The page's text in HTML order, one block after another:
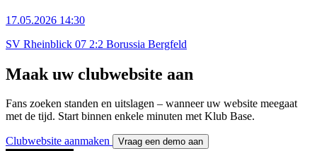
17.05.2026 14:30
SV Rheinblick 07 2:2 Borussia Bergfeld
Maak uw clubwebsite aan
Fans zoeken standen en uitslagen – wanneer uw website meegaat
met de tijd. Start binnen enkele minuten met Klub Base.
Clubwebsite aanmaken Vraag een demo aan